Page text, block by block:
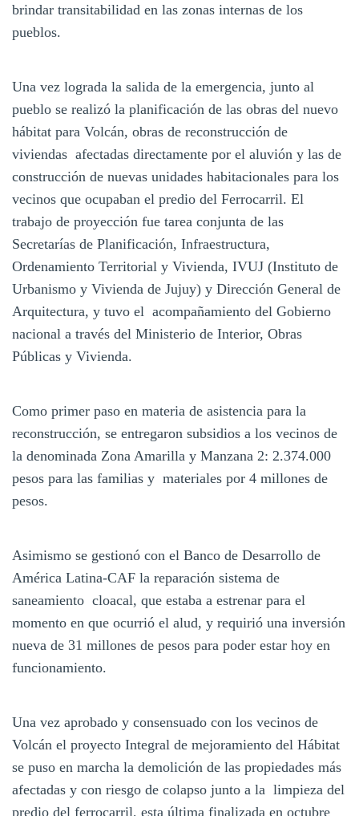
brindar transitabilidad en las zonas internas de los
pueblos.
Una vez lograda la salida de la emergencia, junto al
pueblo se realizó la planificación de las obras del nuevo
hábitat para Volcán, obras de reconstrucción de
viviendas afectadas directamente por el aluvión y las de
construcción de nuevas unidades habitacionales para los
vecinos que ocupaban el predio del Ferrocarril. El
trabajo de proyección fue tarea conjunta de las
Secretarías de Planificación, Infraestructura,
Ordenamiento Territorial y Vivienda, IVUJ (Instituto de
Urbanismo y Vivienda de Jujuy) y Dirección General de
Arquitectura, y tuvo el acompañamiento del Gobierno
nacional a través del Ministerio de Interior, Obras
Públicas y Vivienda.
Como primer paso en materia de asistencia para la
reconstrucción, se entregaron subsidios a los vecinos de
la denominada Zona Amarilla y Manzana 2: 2.374.000
pesos para las familias y materiales por 4 millones de
pesos.
Asimismo se gestionó con el Banco de Desarrollo de
América Latina-CAF la reparación sistema de
saneamiento cloacal, que estaba a estrenar para el
momento en que ocurrió el alud, y requirió una inversión
nueva de 31 millones de pesos para poder estar hoy en
funcionamiento.
Una vez aprobado y consensuado con los vecinos de
Volcán el proyecto Integral de mejoramiento del Hábitat
se puso en marcha la demolición de las propiedades más
afectadas y con riesgo de colapso junto a la limpieza del
predio del ferrocarril, esta última finalizada en octubre